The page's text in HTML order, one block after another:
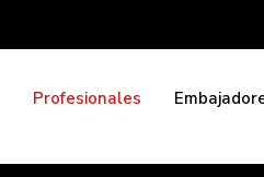
Profesionales